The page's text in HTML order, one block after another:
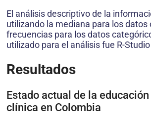
El análisis descriptivo de la
utilizando la mediana para los datos
frecuencias para los datos
utilizado para el análisis fue R-
Resultados
Estado actual de la
clínica en Colombia